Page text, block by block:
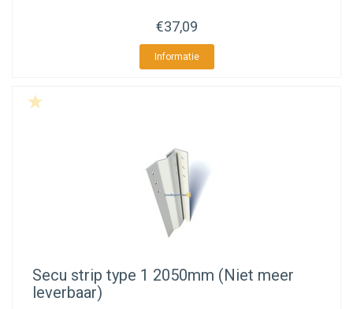
€37,09
Informatie
Secu strip type 1 2050mm (Niet meer
leverbaar)